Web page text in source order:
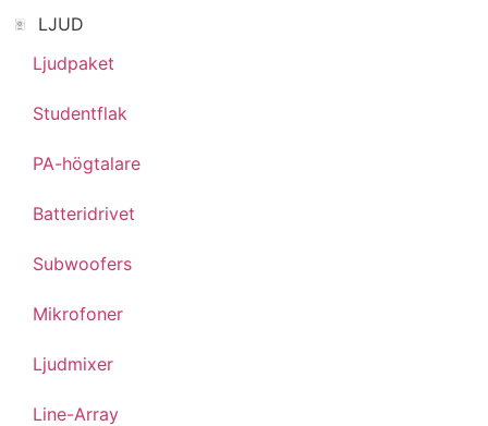
LJUD
Ljudpaket
Studentflak
PA-högtalare
Batteridrivet
Subwoofers
Mikrofoner
Ljudmixer
Line-Array